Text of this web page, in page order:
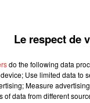
Le respect de
do the following data
Use limited data to
Measure
of data from different